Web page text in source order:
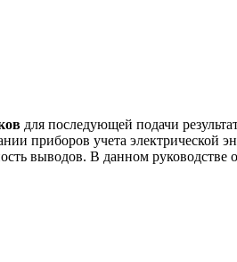
для последующей подачи
приборов учета электрической
выводов. В данном